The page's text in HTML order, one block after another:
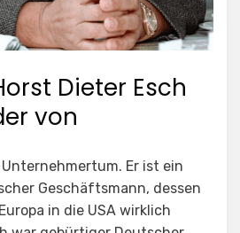
Dieter Esch
von
Er ist ein
Geschäftsmann, dessen
in die USA wirklich